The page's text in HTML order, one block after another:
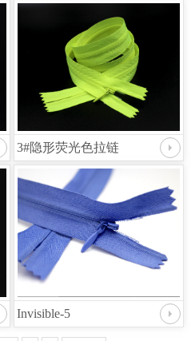
3#隐形荧光色拉链
Invisible-5